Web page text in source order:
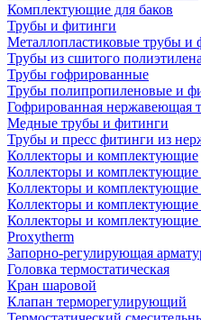
Комплектующие для баков
Трубы и фитинги
Металлопластиковые трубы и
Трубы из сшитого
Трубы гофрированные
Трубы полипропиленовые и
Гофрированная нержавеющая
Медные трубы и фитинги
Трубы и пресс фитинги из
Коллекторы и комплектующие
Коллекторы и комплектующие
Коллекторы и комплектующие
Коллекторы и комплектующие
Коллекторы и
Proxytherm
Запорно-регулирующая
Головка термостатическая
Кран шаровой
Клапан терморегулирующий